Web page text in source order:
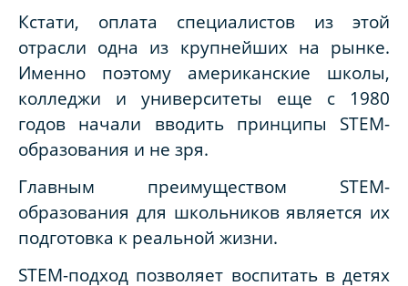
Кстати, оплата специалистов из этой
отрасли одна из крупнейших на рынке.
Именно поэтому американские школы,
колледжи и университеты еще с 1980
годов начали вводить принципы STEM-
образования и не зря.
Главным преимуществом STEM-
образования для школьников является их
подготовка к реальной жизни.
STEM-подход позволяет воспитать в детях